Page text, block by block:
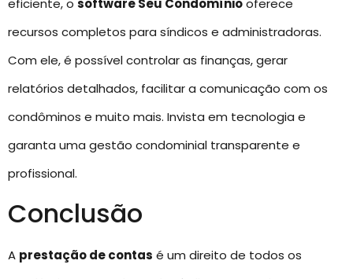
eficiente, o software Seu Condomíniooferece
recursos completos para síndicos e administradoras.
Com ele, é possível controlar as finanças, gerar
relatórios detalhados, facilitar a comunicação com os
condôminos e muito mais. Invista em tecnologia e
garanta uma gestão condominial transparente e
profissional.
Conclusão
A prestação de contas é um direito de todos os